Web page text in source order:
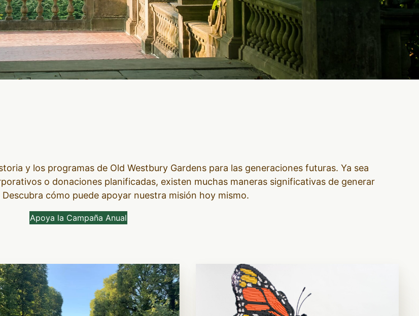
y los programas de Old Westbury Gardens para las generaciones futuras. Ya sea
o donaciones planificadas, existen muchas maneras significativas de generar
cómo puede apoyar nuestra misión hoy mismo.
Apoya la Campaña Anual